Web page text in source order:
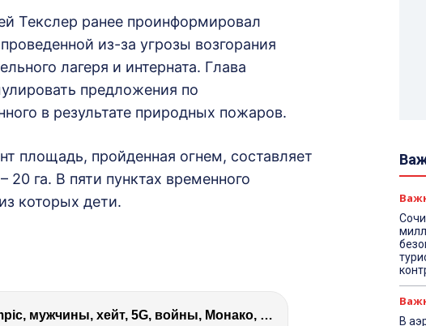
Текслер ранее проинформировал
из-за угрозы возгорания
лагеря и интерната. Глава
предложения по
в результате природных пожаров.
площадь, пройденная огнем, составляет
20 га. В пяти пунктах временного
которых дети.
Виктория Боня – Эверест, P.Diddy, Ozempic, мужчины, хейт, 5G, войны, Монако, ДОМ-2, Трамп, Собчак
В